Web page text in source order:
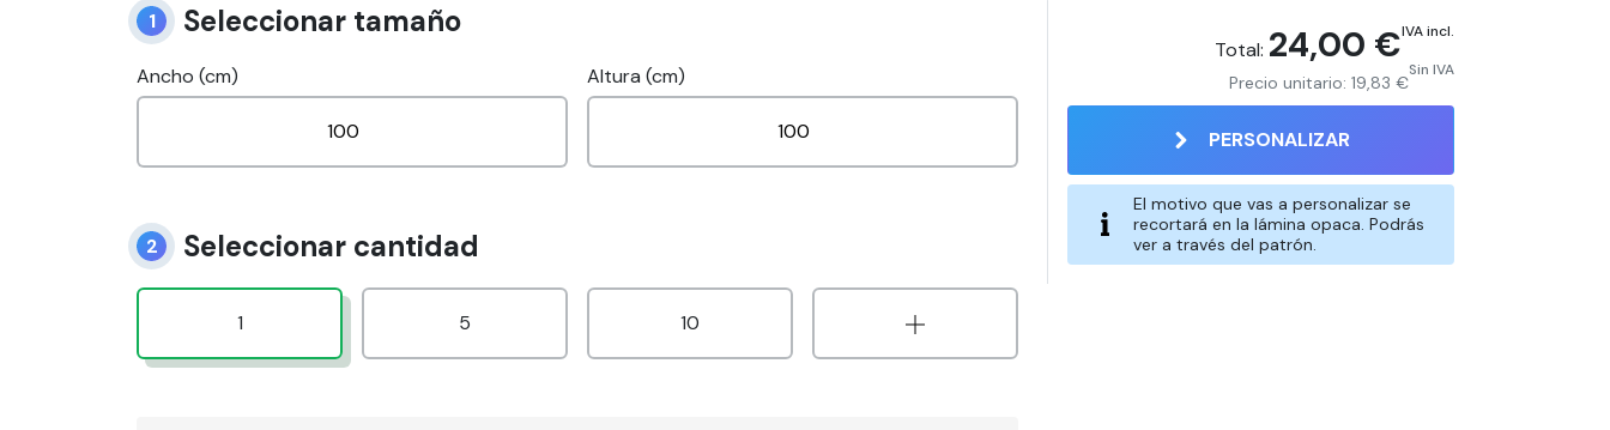
1 Seleccionar tamaño
Ancho (cm) Altura (cm)
2 Seleccionar cantidad
1 5 10
Total: 24,00 €IVA incl.
Precio unitario: 19,83 €
Sin IVA
PERSONALIZAR
El motivo que vas a personalizar se
recortará en la lámina opaca. Podrás
ver a través del patrón.